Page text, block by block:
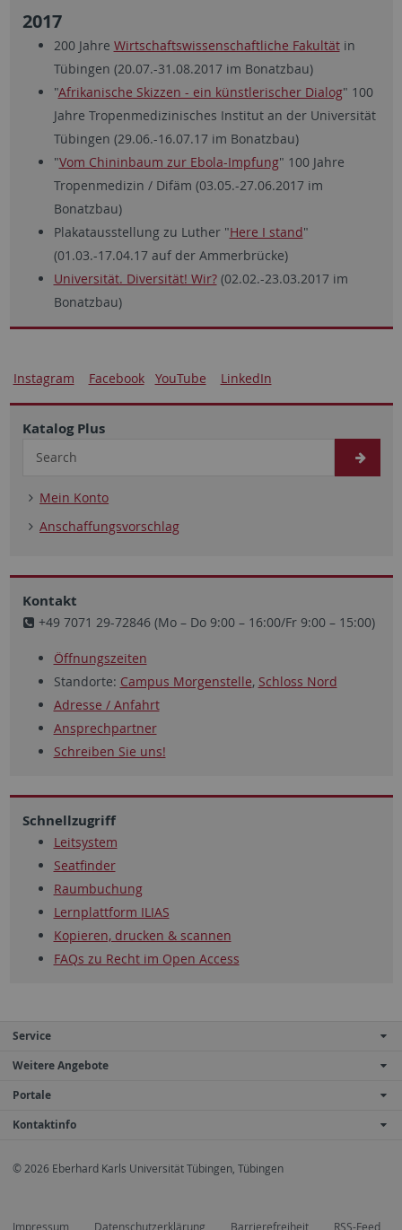
2017
200 Jahre Wirtschaftswissenschaftliche Fakultätin
Tübingen (20.07.-31.08.2017 im Bonatzbau)
"Afrikanische Skizzen - ein künstlerischer Dialog" 100
Jahre Tropenmedizinisches Institut an der Universität
Tübingen (29.06.-16.07.17 im Bonatzbau)
"Vom Chininbaum zur Ebola-Impfung" 100 Jahre
Tropenmedizin / Difäm (03.05.-27.06.2017 im
Bonatzbau)
Plakatausstellung zu Luther "Here I stand"
(01.03.-17.04.17 auf der Ammerbrücke)
Universität. Diversität! Wir?(02.02.-23.03.2017 im
Bonatzbau)
Instagram Facebook YouTube LinkedIn
Katalog Plus
Mein Konto
Anschaffungsvorschlag
Kontakt
+49 7071 29-72846 (Mo – Do 9:00 – 16:00/Fr 9:00 – 15:00)
Öffnungszeiten
Standorte: Campus Morgenstelle, Schloss Nord
Adresse / Anfahrt
Ansprechpartner
Schreiben Sie uns!
Schnellzugriff
Leitsystem
Seatfinder
Raumbuchung
Lernplattform ILIAS
Kopieren, drucken & scannen
FAQs zu Recht im Open Access
Service
Weitere Angebote
Portale
Kontaktinfo
© 2026 Eberhard Karls Universität Tübingen, Tübingen
Impressum Datenschutzerklärung Barrierefreiheit RSS-Feed